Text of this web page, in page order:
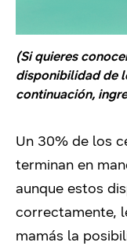
(Si quieres
disponibilidad de
continuación,
Un 30% de los
terminan en
aunque estos
correctamente,
mamás la